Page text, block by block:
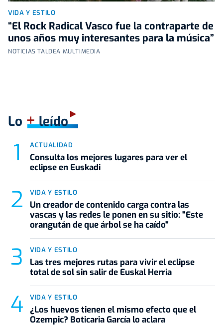
VIDA Y ESTILO
“El Rock Radical Vasco fue la contraparte de
unos años muy interesantes para la música”
NOTICIAS TALDEA MULTIMEDIA
Lo +leído
ACTUALIDAD
Consulta los mejores lugares para ver el
eclipse en Euskadi
VIDA Y ESTILO
Un creador de contenido carga contra las
vascas y las redes le ponen en su sitio: "Este
orangután de que árbol se ha caído"
VIDA Y ESTILO
Las tres mejores rutas para vivir el eclipse
total de sol sin salir de Euskal Herria
VIDA Y ESTILO
¿Los huevos tienen el mismo efecto que el
Ozempic? Boticaria García lo aclara